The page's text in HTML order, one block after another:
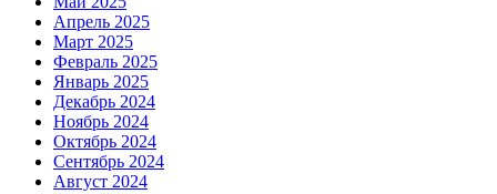
Апрель 2025
Март 2025
Февраль 2025
Январь 2025
Декабрь 2024
Ноябрь 2024
Октябрь 2024
Сентябрь 2024
Август 2024